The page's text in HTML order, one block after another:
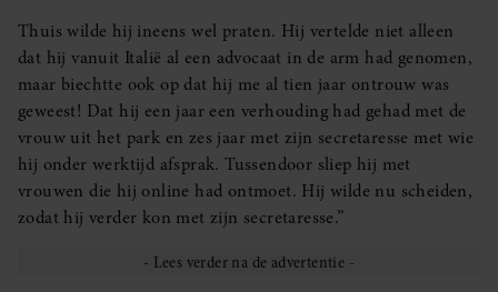
Thuis wilde hij ineens wel praten. Hij vertelde niet alleen
dat hij vanuit Italië al een advocaat in de arm had genomen,
maar biechtte ook op dat hij me al tien jaar ontrouw was
geweest! Dat hij een jaar een verhouding had gehad met de
vrouw uit het park en zes jaar met zijn secretaresse met wie
hij onder werktijd afsprak. Tussendoor sliep hij met
vrouwen die hij online had ontmoet. Hij wilde nu scheiden,
zodat hij verder kon met zijn secretaresse.”